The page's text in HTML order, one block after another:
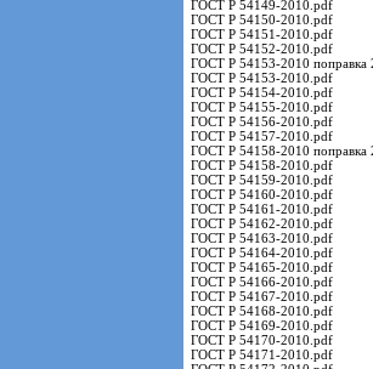
ГОСТ Р 54149-2010.pdf
ГОСТ Р 54150-2010.pdf
ГОСТ Р 54151-2010.pdf
ГОСТ Р 54152-2010.pdf
ГОСТ Р 54153-2010 поправка
ГОСТ Р 54153-2010.pdf
ГОСТ Р 54154-2010.pdf
ГОСТ Р 54155-2010.pdf
ГОСТ Р 54156-2010.pdf
ГОСТ Р 54157-2010.pdf
ГОСТ Р 54158-2010 поправка
ГОСТ Р 54158-2010.pdf
ГОСТ Р 54159-2010.pdf
ГОСТ Р 54160-2010.pdf
ГОСТ Р 54161-2010.pdf
ГОСТ Р 54162-2010.pdf
ГОСТ Р 54163-2010.pdf
ГОСТ Р 54164-2010.pdf
ГОСТ Р 54165-2010.pdf
ГОСТ Р 54166-2010.pdf
ГОСТ Р 54167-2010.pdf
ГОСТ Р 54168-2010.pdf
ГОСТ Р 54169-2010.pdf
ГОСТ Р 54170-2010.pdf
ГОСТ Р 54171-2010.pdf